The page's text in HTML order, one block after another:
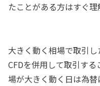
たことがある方はすぐ理
大きく動く相場で取引
CFDを併用して取引す
場が大きく動く日は為